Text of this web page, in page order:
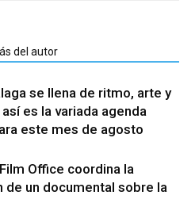
del autor
se llena de ritmo, arte y
es la variada agenda
este mes de agosto
Office coordina la
de un documental sobre la